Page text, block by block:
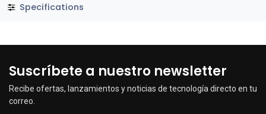
Specifications
Suscríbete a nuestro newsletter
Recibe ofertas, lanzamientos y noticias de tecnología directo en tu
correo.